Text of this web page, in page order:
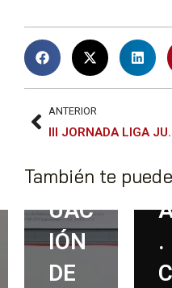
ANTERIOR
III
También te
O-
TÁC
TIC
O
SQU
ASH
.
CO
R
A